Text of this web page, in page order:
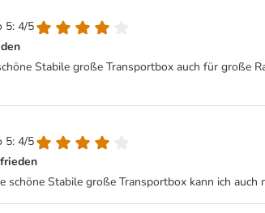
5: 4/5
Stabile große Transportbox auch für große
5: 4/5
schöne Stabile große Transportbox kann ich